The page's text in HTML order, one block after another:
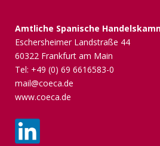
Amtliche Spanische
Eschersheimer Landstraße 44
60322 Frankfurt am Main
Tel: +49 (0) 69 6616583-0
mail@coeca.de
www.coeca.de